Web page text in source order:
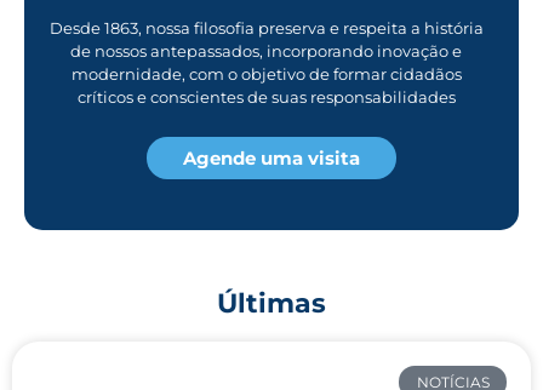
Desde 1863, nossa filosofia preserva e respeita a história
de nossos antepassados, incorporando inovação e
modernidade, com o objetivo de formar cidadãos
críticos e conscientes de suas responsabilidades
Agende uma visita
Últimas
NOTÍCIAS